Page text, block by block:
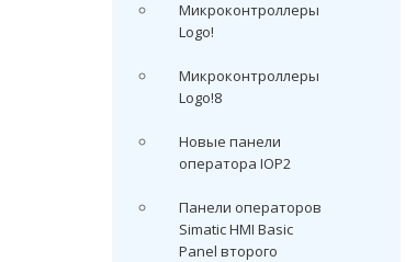
Микроконтроллеры
Logo!
Микроконтроллеры
Logo!8
Новые панели
оператора IOP2
Панели операторов
Simatic HMI Basic
Panel второго